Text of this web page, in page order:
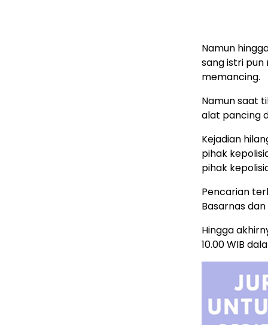
Namun
sang istri
memancing.
Namun saat
alat pancing
Kejadian
pihak
pihak
Pencarian
Basarnas dan
Hingga
10.00 WIB